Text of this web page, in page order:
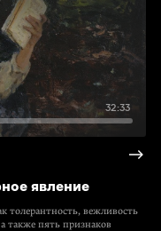
32:33
явление
вежливость
также пять признаков